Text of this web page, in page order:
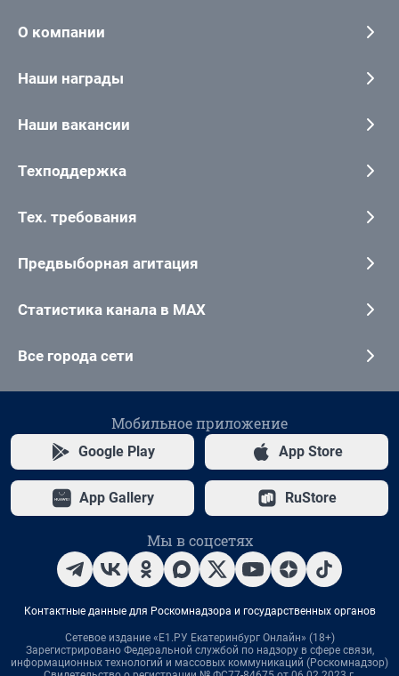
О компании
Наши награды
Наши вакансии
Техподдержка
Тех. требования
Предвыборная агитация
Статистика канала в MAX
Все города сети
Мобильное приложение
Google Play App Store
App Gallery RuStore
Мы в соцсетях
Контактные данные для Роскомнадзора и государственных органов
Сетевое издание «Е1.РУ Екатеринбург Онлайн» (18+)
Зарегистрировано Федеральной службой по надзору в сфере связи,
информационных технологий и массовых коммуникаций (Роскомнадзор)